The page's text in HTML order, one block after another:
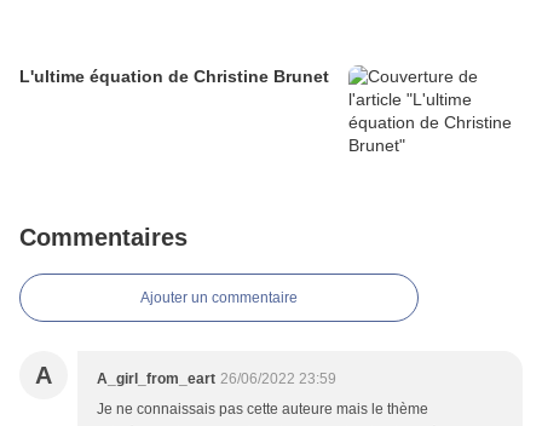
L'ultime équation de Christine Brunet
Commentaires
Ajouter un commentaire
A A_girl_from_eart 26/06/2022 23:59
Je ne connaissais pas cette auteure mais le thème